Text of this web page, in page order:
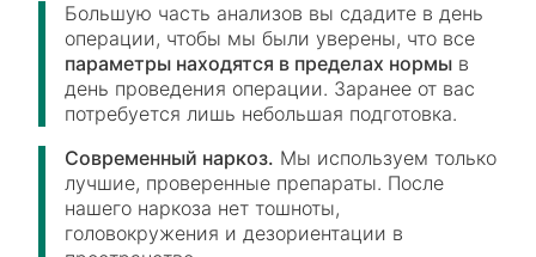
Большую часть анализов вы сдадите в день
операции, чтобы мы были уверены, что все
параметры находятся в пределах нормы в
день проведения операции. Заранее от вас
потребуется лишь небольшая подготовка.
Современный наркоз. Мы используем только
лучшие, проверенные препараты. После
нашего наркоза нет тошноты,
головокружения и дезориентации в